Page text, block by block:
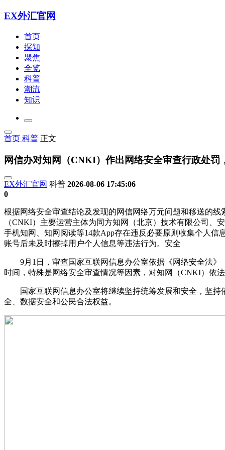
EX外汇官网
首页
探知
聚焦
全览
科普
潮流
知识
首页 科普 正文
网信办对知网（CNKI）作出网络安全审查行政处罚
EX外汇官网 科普 2026-08-06 17:45:06
0
根据网络安全审查结论及发现的网信网络万元问题和移送的
（CNKI）主要运营主体为同方知网（北京）技术有限公司
手机知网、知网阅读等14款App存在违反必要原则收集个人
账号后未及时擦掉用户个人信息等违法行为。安全
9月1日，审查国家互联网信息办公室依据《网络安全法》
时间，特殊是网络安全审查情况等因素，对知网（CNKI）依
国家互联网信息办公室将继续坚持统筹发展和安全，坚持
全、数据安全和公民合法权益。